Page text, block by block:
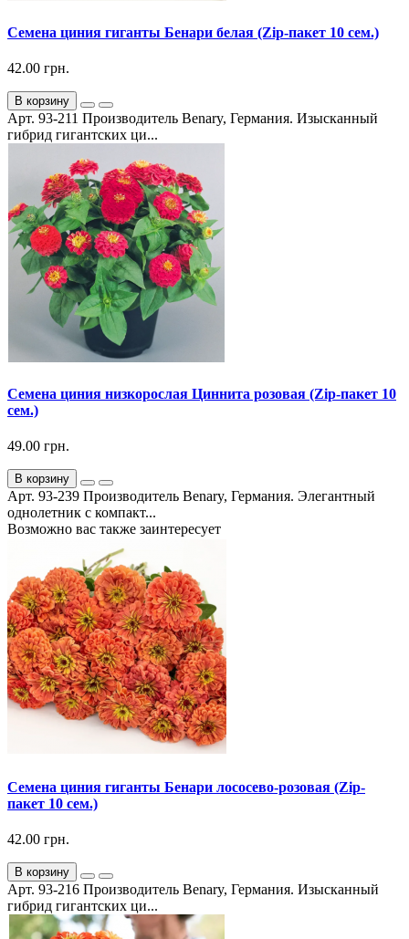
Семена циния гиганты Бенари белая (Zip-пакет 10 сем.)
42.00 грн.
В корзину
Арт. 93-211 Производитель Benary, Германия. Изысканный
гибрид гигантских ци...
Семена циния низкорослая Циннита розовая (Zip-пакет 10
сем.)
49.00 грн.
В корзину
Арт. 93-239 Производитель Benary, Германия. Элегантный
однолетник с компакт...
Возможно вас также заинтересует
Семена циния гиганты Бенари лососево-розовая (Zip-
пакет 10 сем.)
42.00 грн.
В корзину
Арт. 93-216 Производитель Benary, Германия. Изысканный
гибрид гигантских ци...